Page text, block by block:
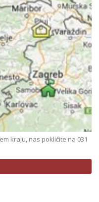
kraju, nas pokličite na 031